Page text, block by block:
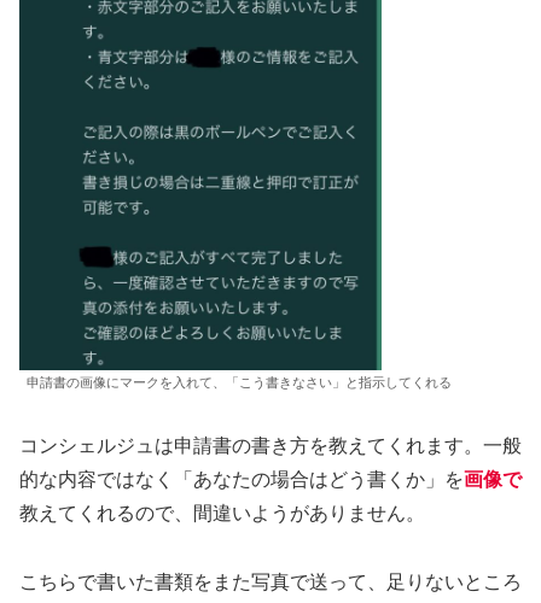
申請書の画像にマークを入れて、「こう書きなさい」と指示してくれる
コンシェルジュは申請書の書き方を教えてくれます。一般
的な内容ではなく「あなたの場合はどう書くか」を画像で
教えてくれるので、間違いようがありません。
こちらで書いた書類をまた写真で送って、足りないところ